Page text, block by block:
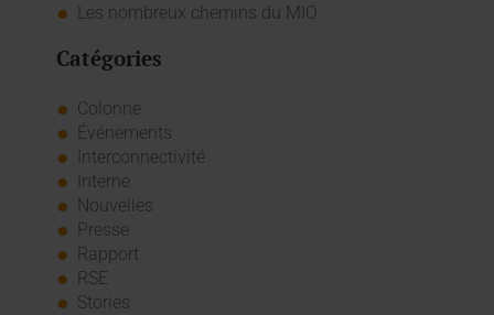
Les nombreux chemins du MIO
Catégories
Colonne
Événements
Interconnectivité
Interne
Nouvelles
Presse
Rapport
RSE
Stories